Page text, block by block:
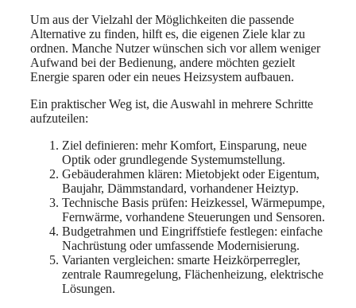
Um aus der Vielzahl der Möglichkeiten die passende
Alternative zu finden, hilft es, die eigenen Ziele klar zu
ordnen. Manche Nutzer wünschen sich vor allem weniger
Aufwand bei der Bedienung, andere möchten gezielt
Energie sparen oder ein neues Heizsystem aufbauen.
Ein praktischer Weg ist, die Auswahl in mehrere Schritte
aufzuteilen:
Ziel definieren: mehr Komfort, Einsparung, neue
Optik oder grundlegende Systemumstellung.
Gebäuderahmen klären: Mietobjekt oder Eigentum,
Baujahr, Dämmstandard, vorhandener Heiztyp.
Technische Basis prüfen: Heizkessel, Wärmepumpe,
Fernwärme, vorhandene Steuerungen und Sensoren.
Budgetrahmen und Eingriffstiefe festlegen: einfache
Nachrüstung oder umfassende Modernisierung.
Varianten vergleichen: smarte Heizkörperregler,
zentrale Raumregelung, Flächenheizung, elektrische
Lösungen.